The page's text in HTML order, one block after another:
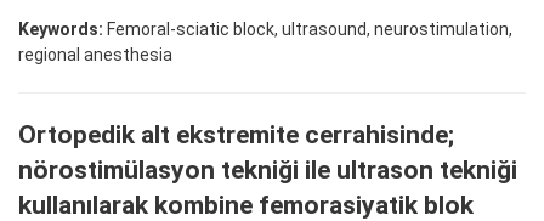
Keywords: Femoral-sciatic block, ultrasound, neurostimulation,
regional anesthesia
Ortopedik alt ekstremite cerrahisinde;
nörostimülasyon tekniği ile ultrason tekniği
kullanılarak kombine femorasiyatik blok